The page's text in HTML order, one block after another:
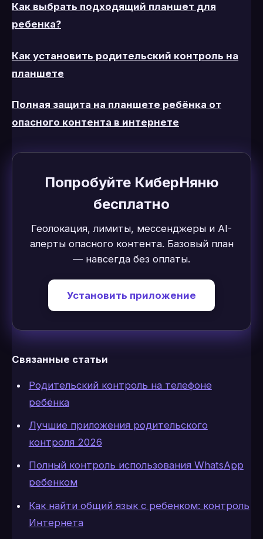
Как выбрать подходящий планшет для
ребенка?
Как установить родительский контроль на
планшете
Полная защита на планшете ребёнка от
опасного контента в интернете
Попробуйте КиберНяню
бесплатно
Геолокация, лимиты, мессенджеры и AI-
алерты опасного контента. Базовый план
— навсегда без оплаты.
Установить приложение
Связанные статьи
Родительский контроль на телефоне
ребёнка
Лучшие приложения родительского
контроля 2026
Полный контроль использования WhatsApp
ребенком
Как найти общий язык с ребенком: контроль
Интернета